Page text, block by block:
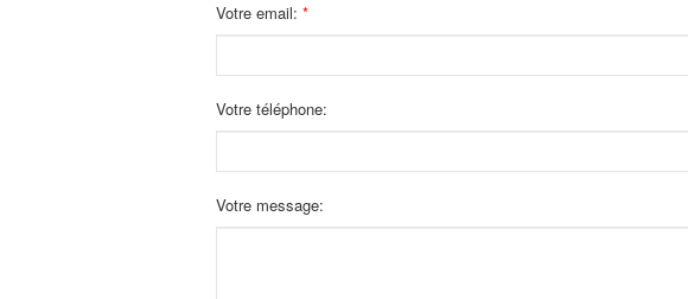
Votre email:
Votre téléphone:
Votre message: